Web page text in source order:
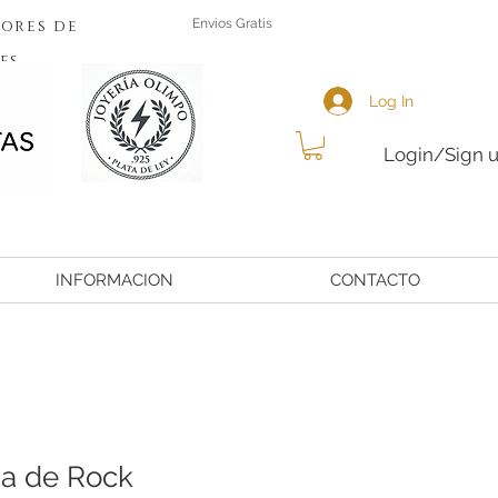
de
Envios Gratis
Login/Sign
Log In
INFORMACION CONTACTO
de Rock